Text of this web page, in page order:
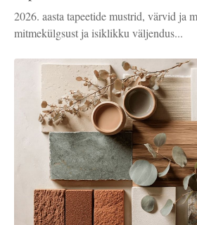
2026. aasta tapeetide mustrid, värvid ja
mitmekülgsust ja isiklikku väljendus...